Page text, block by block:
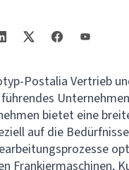
Postalia Vertrieb
bietet eine
auf die
Frankiermaschinen,